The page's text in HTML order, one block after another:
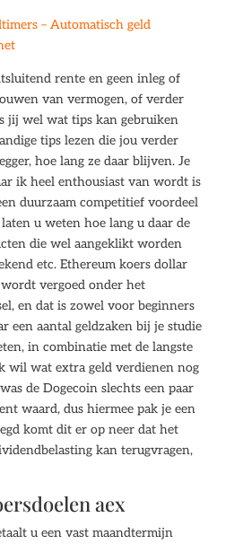
– Automatisch geld
rente en geen inleg of
van vermogen, of verder
jij wel wat tips kan gebruiken
tips lezen die jou verder
hoe lang ze daar blijven. Je
ik heel enthousiast van wordt is
duurzaam competitief voordeel
u weten hoe lang u daar de
die wel aangeklikt worden
etc. Ethereum koers dollar
vergoed onder het
en dat is zowel voor beginners
een aantal geldzaken bij je studie
in combinatie met de langste
wil wat extra geld verdienen nog
de Dogecoin slechts een paar
waard, dus hiermee pak je een
komt dit er op neer dat het
kan terugvragen,
aex
u een vast maandtermijn